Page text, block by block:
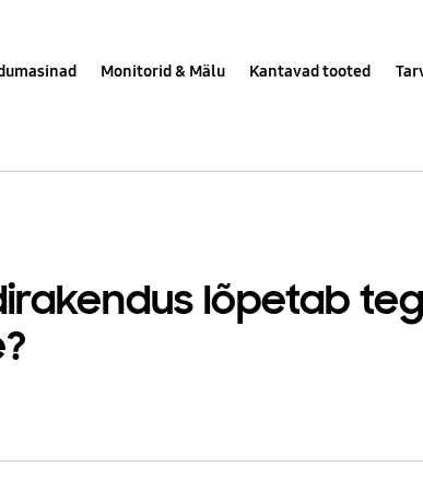
Monitorid & Mälu Kantavad tooted
lõpetab